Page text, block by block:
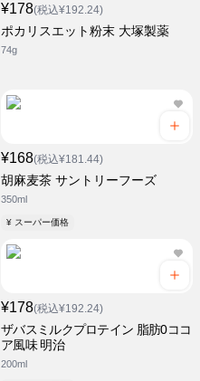
¥178(税込¥192.24)
ポカリスエット粉末 大塚製薬
74g
¥168(税込¥181.44)
胡麻麦茶 サントリーフーズ
350ml
¥ スーパー価格
¥178(税込¥192.24)
ザバスミルクプロテイン 脂肪0ココ
ア風味 明治
200ml